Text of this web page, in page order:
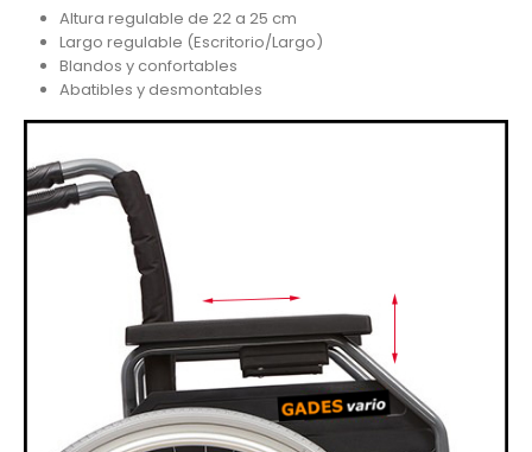
Altura regulable de 22 a 25 cm
Largo regulable (Escritorio/Largo)
Blandos y confortables
Abatibles y desmontables